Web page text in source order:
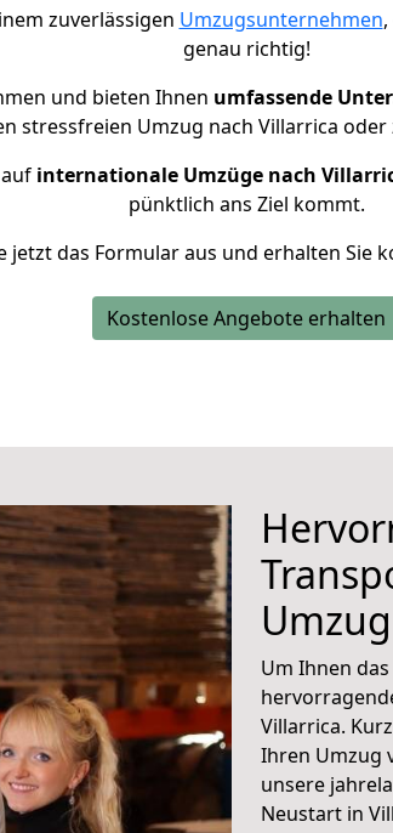
zuverlässigen Umzugsunternehmen
genau richtig!
und bieten Ihnen umfassende
stressfreien Umzug nach Villarrica
internationale Umzüge nach
pünktlich ans Ziel kommt.
jetzt das Formular aus und erhalten Sie
Kostenlose Angebote erhalten
Um Ihnen
Villarrica.
Ihren Umzug
unsere
Neustart in